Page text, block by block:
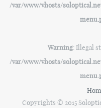
/var/www/vhosts/
Warning: Illegal
/var/www/vhosts/
Copyrights © 2015